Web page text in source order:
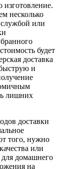
изготовление.
несколько
службой или
будет
доставка
и
лишних
доставки
того, нужно
или
для домашнего
на